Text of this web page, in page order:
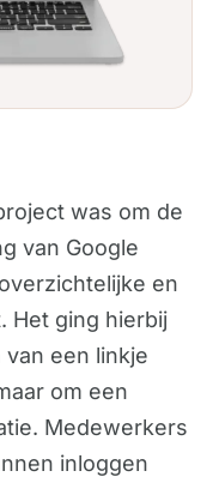
was om de
van Google
en
Het ging hierbij
een linkje
om een
Medewerkers
inloggen